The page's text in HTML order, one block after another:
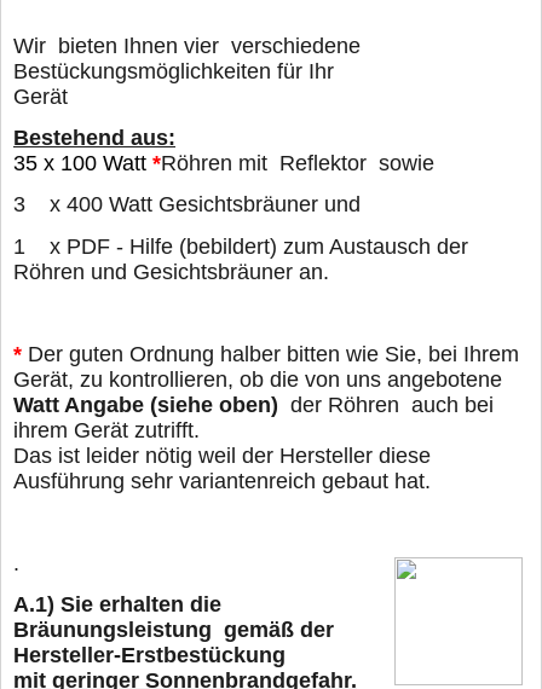
Wir bieten Ihnen vier verschiedene
Bestückungsmöglichkeiten für Ihr
Gerät
Bestehend aus:
35 x 100 Watt *Röhren mit Reflektor sowie
3 x 400 Watt Gesichtsbräuner und
1 x PDF - Hilfe (bebildert) zum Austausch der
Röhren und Gesichtsbräuner an.
* Der guten Ordnung halber bitten wie Sie, bei Ihrem
Gerät, zu kontrollieren, ob die von uns angebotene
Watt Angabe (siehe oben) der Röhren auch bei
ihrem Gerät zutrifft.
Das ist leider nötig weil der Hersteller diese
Ausführung sehr variantenreich gebaut hat.
.
A.1) Sie erhalten die
Bräunungsleistung gemäß der
Hersteller-Erstbestückung
mit geringer Sonnenbrandgefahr.